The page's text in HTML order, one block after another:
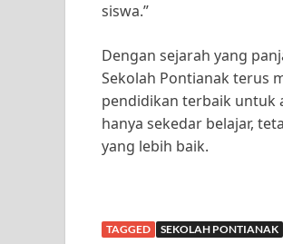
siswa.”
Dengan sejarah yang
Sekolah Pontianak terus
pendidikan terbaik untuk
hanya sekedar belajar,
yang lebih baik.
TAGGED SEKOLAH PONTIANAK